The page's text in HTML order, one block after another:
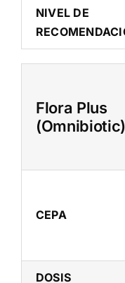
NIVEL DE
Flora Plus
(Omnibiotic)
CEPA
DOSIS